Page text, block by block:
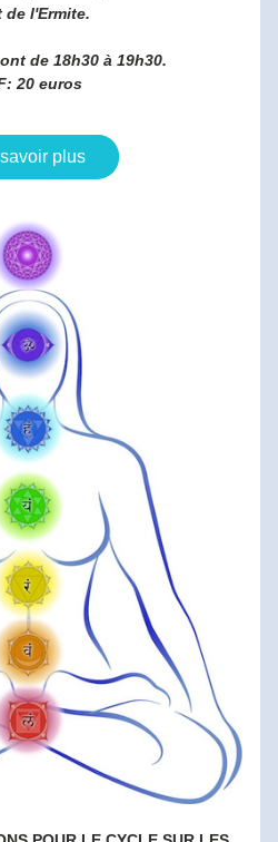
de l'Ermite.
de 18h30 à 19h30.
20 euros
plus